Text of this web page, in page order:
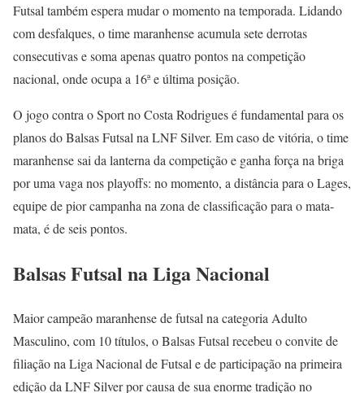
Futsal também espera mudar o momento na temporada. Lidando
com desfalques, o time maranhense acumula sete derrotas
consecutivas e soma apenas quatro pontos na competição
nacional, onde ocupa a 16ª e última posição.
O jogo contra o Sport no Costa Rodrigues é fundamental para os
planos do Balsas Futsal na LNF Silver. Em caso de vitória, o time
maranhense sai da lanterna da competição e ganha força na briga
por uma vaga nos playoffs: no momento, a distância para o Lages,
equipe de pior campanha na zona de classificação para o mata-
mata, é de seis pontos.
Balsas Futsal na Liga Nacional
Maior campeão maranhense de futsal na categoria Adulto
Masculino, com 10 títulos, o Balsas Futsal recebeu o convite de
filiação na Liga Nacional de Futsal e de participação na primeira
edição da LNF Silver por causa de sua enorme tradição no